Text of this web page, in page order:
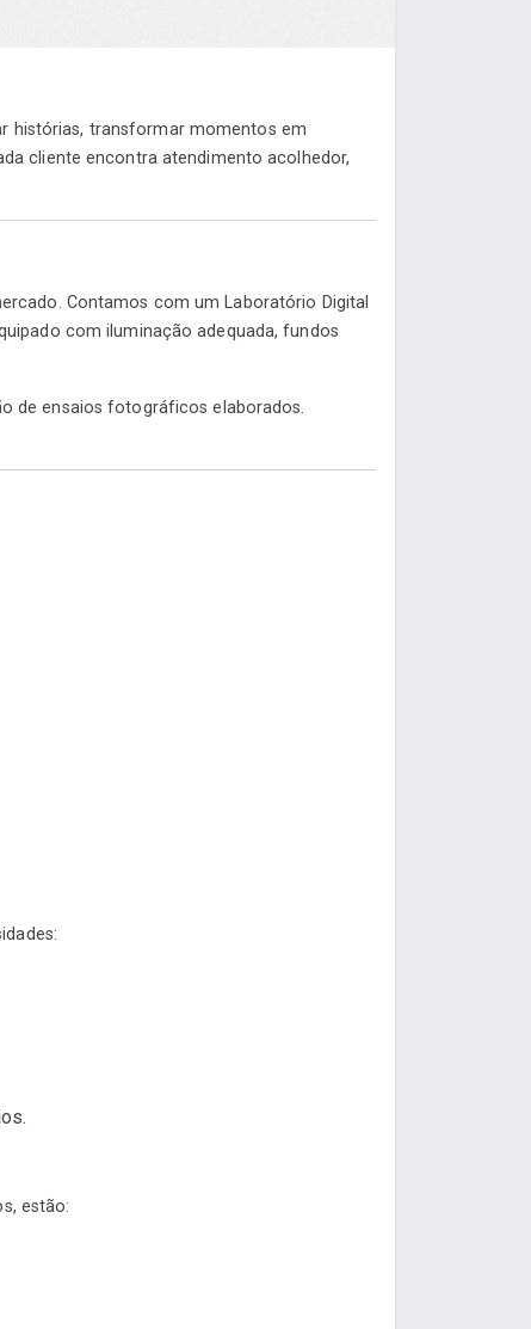
histórias, transformar momentos em
cliente encontra atendimento acolhedor,
Contamos com um Laboratório Digital
com iluminação adequada, fundos
de ensaios fotográficos elaborados.
estão: